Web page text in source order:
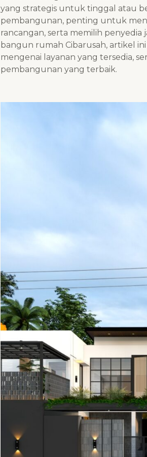
yang strategis untuk tinggal atau
pembangunan, penting untuk
rancangan, serta memilih
bangun rumah Cibarusah, artikel
mengenai layanan yang tersedia,
pembangunan yang terbaik.